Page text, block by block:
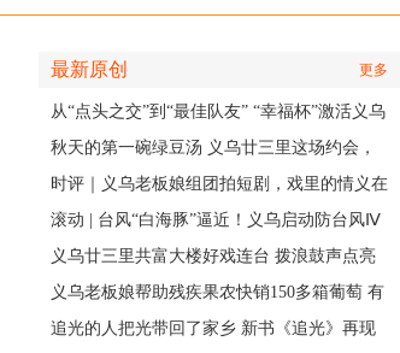
最新原创 更多
从“点头之交”到“最佳队友” “幸福杯”激活义乌
稠江邻里情
秋天的第一碗绿豆汤 义乌廿三里这场约会，
主角是快递小哥
时评｜义乌老板娘组团拍短剧，戏里的情义在
现实中有了回响
滚动 | 台风“白海豚”逼近！义乌启动防台风Ⅳ
级应急响应
义乌廿三里共富大楼好戏连台 拨浪鼓声点亮
乡村之夜
义乌老板娘帮助残疾果农快销150多箱葡萄 有
人认出她还主演了部短剧
追光的人把光带回了家乡 新书《追光》再现